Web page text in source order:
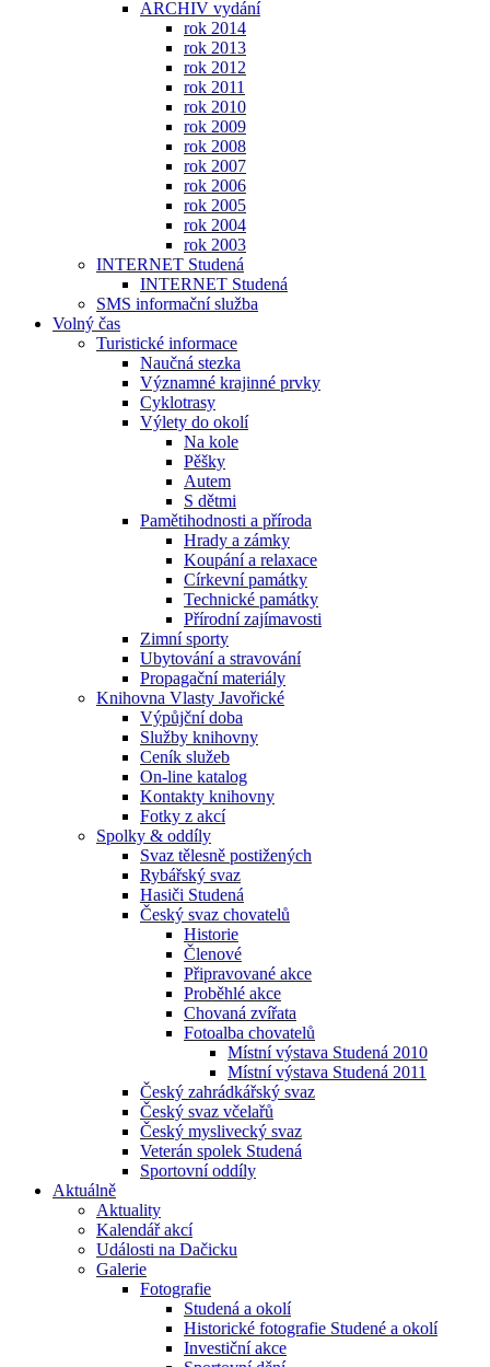
ARCHIV vydání
rok 2014
rok 2013
rok 2012
rok 2011
rok 2010
rok 2009
rok 2008
rok 2007
rok 2006
rok 2005
rok 2004
rok 2003
INTERNET Studená
INTERNET Studená
SMS informační služba
Volný čas
Turistické informace
Naučná stezka
Významné krajinné prvky
Cyklotrasy
Výlety do okolí
Na kole
Pěšky
Autem
S dětmi
Pamětihodnosti a příroda
Hrady a zámky
Koupání a relaxace
Církevní památky
Technické památky
Přírodní zajímavosti
Zimní sporty
Ubytování a stravování
Propagační materiály
Knihovna Vlasty Javořické
Výpůjční doba
Služby knihovny
Ceník služeb
On-line katalog
Kontakty knihovny
Fotky z akcí
Spolky & oddíly
Svaz tělesně postižených
Rybářský svaz
Hasiči Studená
Český svaz chovatelů
Historie
Členové
Připravované akce
Proběhlé akce
Chovaná zvířata
Fotoalba chovatelů
Místní výstava Studená 2010
Místní výstava Studená 2011
Český zahrádkářský svaz
Český svaz včelařů
Český myslivecký svaz
Veterán spolek Studená
Sportovní oddíly
Aktuálně
Aktuality
Kalendář akcí
Události na Dačicku
Galerie
Fotografie
Studená a okolí
Historické fotografie Studené a okolí
Investiční akce